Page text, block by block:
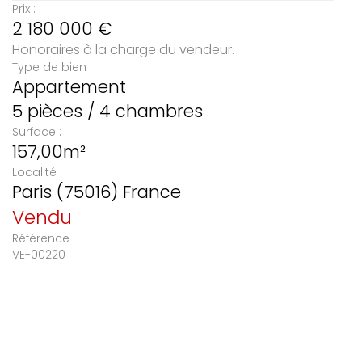
Prix :
2 180 000 €
Honoraires à la charge du vendeur.
Type de bien :
Appartement
5 pièces / 4 chambres
Surface :
157,00m²
Localité :
Paris (75016) France
Vendu
Référence :
VE-00220